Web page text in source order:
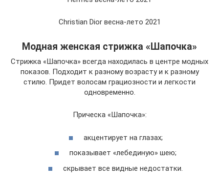
Christian Dior весна-лето 2021
Модная женская стрижка «Шапочка»
Стрижка «Шапочка» всегда находилась в центре модных
показов. Подходит к разному возрасту и к разному
стилю. Придет волосам грациозности и легкости
одновременно.
Прическа «Шапочка»:
акцентирует на глазах;
показывает «лебединую» шею;
скрывает все видные недостатки.